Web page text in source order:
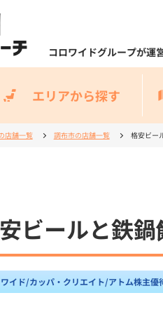
コロワイドグループが運
エリアから探す
店舗一覧 調布市の店舗一覧 格安ビー
ビールと鉄
イド/カッパ・クリエイト/アトム株主優